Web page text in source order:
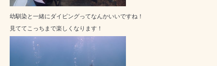
幼馴染と一緒にダイビングってなんかいいですね！
見ててこっちまで楽しくなります！